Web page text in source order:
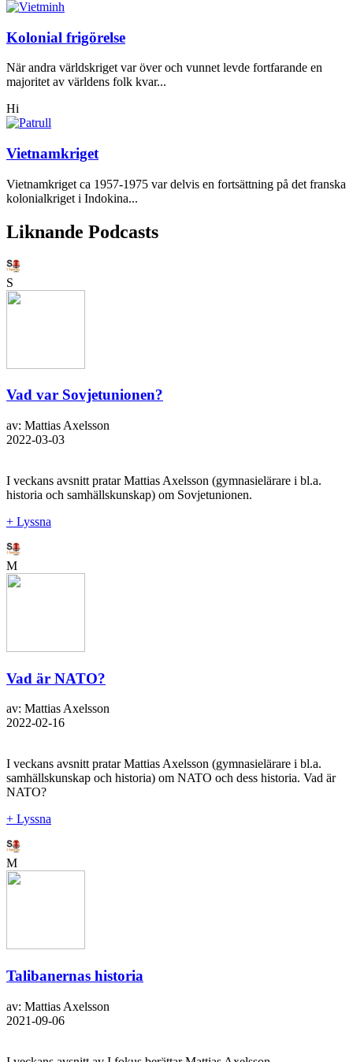
Kolonial frigörelse
När andra världskriget var över och vunnet levde fortfarande en
majoritet av världens folk kvar...
Hi
Vietnamkriget
Vietnamkriget ca 1957-1975 var delvis en fortsättning på det franska
kolonialkriget i Indokina...
Liknande Podcasts
S
Vad var Sovjetunionen?
av: Mattias Axelsson
2022-03-03
I veckans avsnitt pratar Mattias Axelsson (gymnasielärare i bl.a.
historia och samhällskunskap) om Sovjetunionen.
+ Lyssna
M
Vad är NATO?
av: Mattias Axelsson
2022-02-16
I veckans avsnitt pratar Mattias Axelsson (gymnasielärare i bl.a.
samhällskunskap och historia) om NATO och dess historia. Vad är
NATO?
+ Lyssna
M
Talibanernas historia
av: Mattias Axelsson
2021-09-06